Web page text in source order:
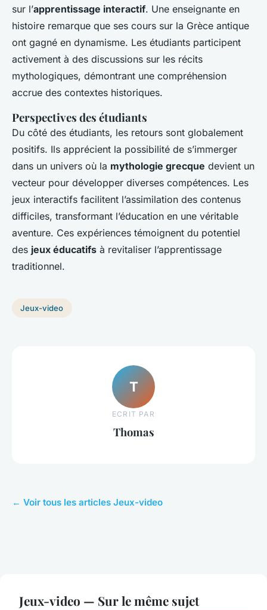
sur l’apprentissage interactif. Une enseignante en
histoire remarque que ses cours sur la Grèce antique
ont gagné en dynamisme. Les étudiants participent
activement à des discussions sur les récits
mythologiques, démontrant une compréhension
accrue des contextes historiques.
Perspectives des étudiants
Du côté des étudiants, les retours sont globalement
positifs. Ils apprécient la possibilité de s’immerger
dans un univers où la mythologie grecque devient un
vecteur pour développer diverses compétences. Les
jeux interactifs facilitent l’assimilation des contenus
difficiles, transformant l’éducation en une véritable
aventure. Ces expériences témoignent du potentiel
des jeux éducatifs à revitaliser l’apprentissage
traditionnel.
Jeux-video
T
ECRIT PAR
Thomas
← Voir tous les articles Jeux-video
Jeux-video — Sur le même sujet